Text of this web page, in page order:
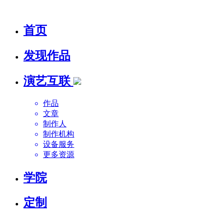
首页
发现作品
演艺互联
作品
文章
制作人
制作机构
设备服务
更多资源
学院
定制